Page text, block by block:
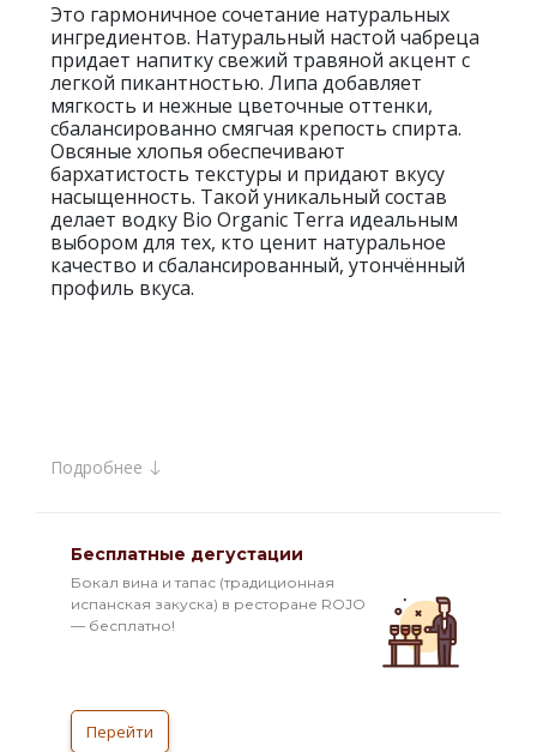
Это гармоничное сочетание натуральных
ингредиентов. Натуральный настой чабреца
придает напитку свежий травяной акцент с
легкой пикантностью. Липа добавляет
мягкость и нежные цветочные оттенки,
сбалансированно смягчая крепость спирта.
Овсяные хлопья обеспечивают
бархатистость текстуры и придают вкусу
насыщенность. Такой уникальный состав
делает водку Bio Organic Terra идеальным
выбором для тех, кто ценит натуральное
качество и сбалансированный, утончённый
профиль вкуса.
Подробнее
Бесплатные дегустации
Бокал вина и тапас (традиционная
испанская закуска) в ресторане ROJO
— бесплатно!
Перейти